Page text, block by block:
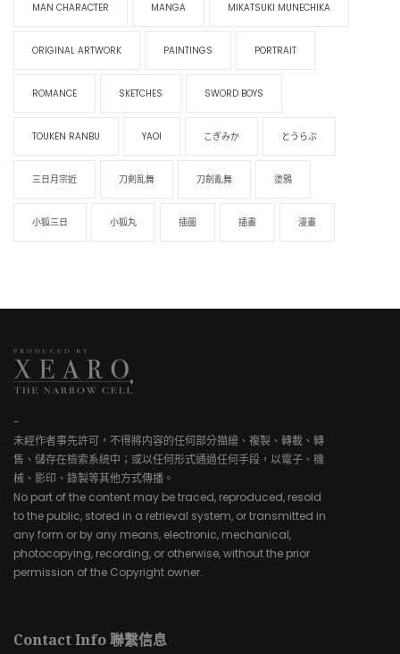
MAN CHARACTER MANGA MIKATSUKI MUNECHIKA
ORIGINAL ARTWORK PAINTINGS PORTRAIT
ROMANCE SKETCHES SWORD BOYS
TOUKEN RANBU YAOI こぎみか とうらぶ
三日月宗近 刀剣乱舞 刀劍亂舞 塗鴉
小狐三日 小狐丸 插圖 插畫 漫畫
-
未經作者事先許可，不得將内容的任何部分描繪、複製、轉載、轉
售、儲存在檢索系統中；或以任何形式通過任何手段，以電子、機
械、影印、錄製等其他方式傳播。
No part of the content may be traced, reproduced, resold
to the public, stored in a retrieval system, or transmitted in
any form or by any means, electronic, mechanical,
photocopying, recording, or otherwise, without the prior
permission of the Copyright owner.
Contact Info 聯繫信息